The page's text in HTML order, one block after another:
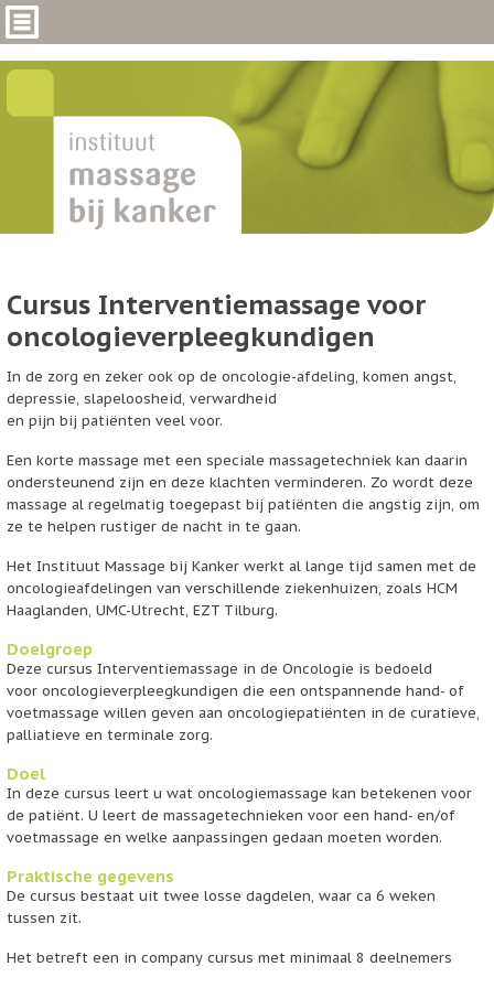
Cursus Interventiemassage voor
oncologieverpleegkundigen
In de zorg en zeker ook op de oncologie-afdeling, komen angst,
depressie, slapeloosheid, verwardheid
en pijn bij patiënten veel voor.
Een korte massage met een speciale massagetechniek kan daarin
ondersteunend zijn en deze klachten verminderen. Zo wordt deze
massage al regelmatig toegepast bij patiënten die angstig zijn, om
ze te helpen rustiger de nacht in te gaan.
Het Instituut Massage bij Kanker werkt al lange tijd samen met de
oncologieafdelingen van verschillende ziekenhuizen, zoals HCM
Haaglanden, UMC-Utrecht, EZT Tilburg.
Doelgroep
Deze cursus Interventiemassage in de Oncologie is bedoeld
voor oncologieverpleegkundigen die een ontspannende hand- of
voetmassage willen geven aan oncologiepatiënten in de curatieve,
palliatieve en terminale zorg.
Doel
In deze cursus leert u wat oncologiemassage kan betekenen voor
de patiënt. U leert de massagetechnieken voor een hand- en/of
voetmassage en welke aanpassingen gedaan moeten worden.
Praktische gegevens
De cursus bestaat uit twee losse dagdelen, waar ca 6 weken
tussen zit.
Het betreft een in company cursus met minimaal 8 deelnemers